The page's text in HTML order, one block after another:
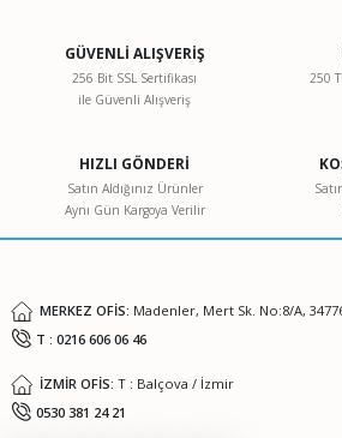
Görüş ve önerileriniz için teşekkür ederiz.
Ürün resmi kalitesiz, bozuk veya
Ürün bilgilerinde hatalar bulunuyor.
Ürün fiyatı diğer sitelerden daha pahalı.
GÜVENLİ ALIŞVERİŞ
256 Bit SSL Sertifikası
ile Güvenli Alışveriş
250
HIZLI GÖNDERİ
Satın Aldığınız Ürünler
Aynı Gün Kargoya Verilir
MERKEZ OFİS: Madenler, Mert Sk. No:8/A,
T : 0216 606 06 46
İZMİR OFİS: T : Balçova / İzmir
0530 381 24 21